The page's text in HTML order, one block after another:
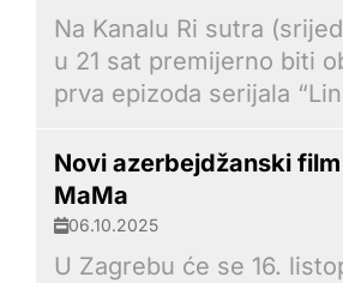
Na Kanalu Ri sutra
u 21 sat premijerno biti
prva epizoda serijala
Novi azerbejdžanski
MaMa
06.10.2025
U Zagrebu će se 16.